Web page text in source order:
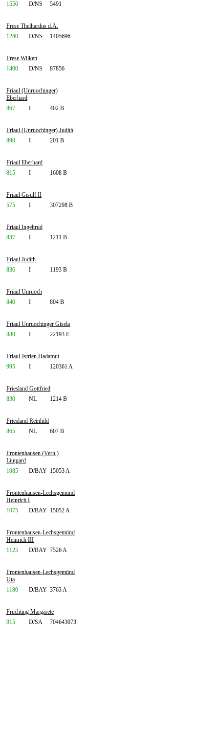
1550
D/NS 5491
Frese Thelhardus d.Ä.
1240
D/NS 1405696
Frese Wilken
1400
D/NS 87856
Friaul (Unruochinger)
Eberhard
867
I 402 B
Friaul (Unruochinger) Judith
890
I 201 B
Friaul Eberhard
815
I 1608 B
Friaul Gisulf II
575
I 307298 B
Friaul Ingeltrud
837
I 1211 B
Friaul Judith
836
I 1193 B
Friaul Unruoch
840
I 804 B
Friaul Unruochinger Gisela
880
I 22193 E
Friaul-Istrien Hadamut
995
I 120361 A
Friesland Gottfried
830
NL 1214 B
Friesland Reinhild
865
NL 607 B
Frontenhausen (Verh.)
Liutgard
1085
D/BAY 15053 A
Frontenhausen-Lechsgemünd
Heinrich I
1075
D/BAY 15052 A
Frontenhausen-Lechsgemünd
Heinrich III
1125
D/BAY 7526 A
Frontenhausen-Lechsgemünd
Uta
1180
D/BAY 3763 A
Früchting Margarete
915
D/SA 704643073